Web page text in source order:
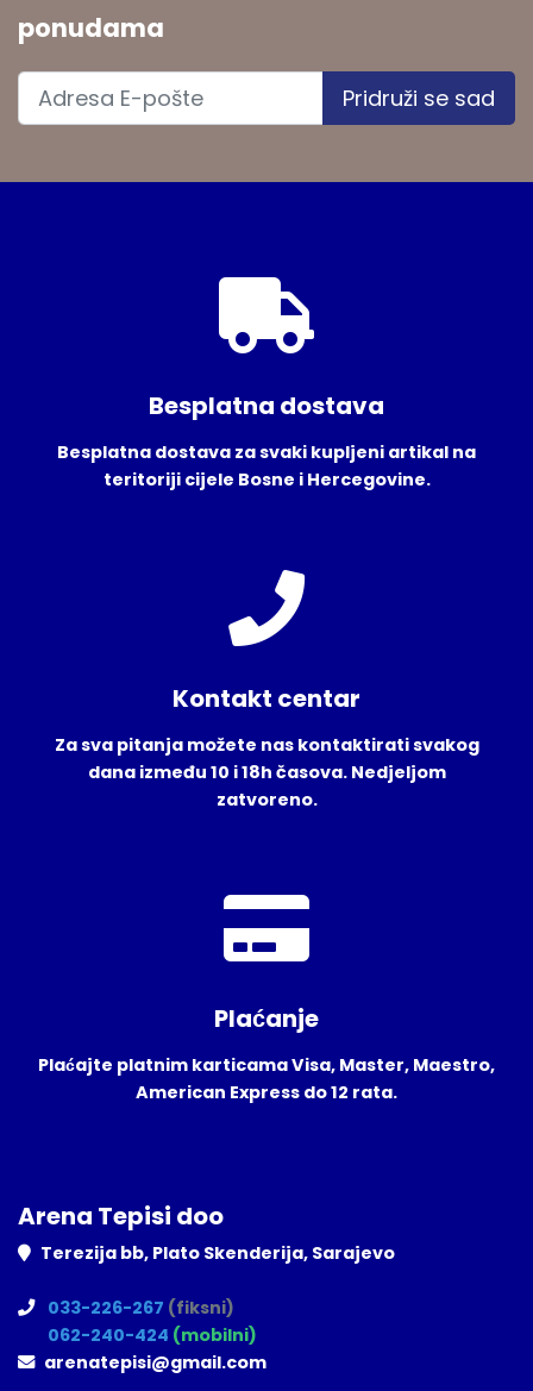
ponudama
Pridruži se sad
Besplatna dostava
Besplatna dostava za svaki kupljeni artikal na
teritoriji cijele Bosne i Hercegovine.
Kontakt centar
Za sva pitanja možete nas kontaktirati svakog
dana između 10 i 18h časova. Nedjeljom
zatvoreno.
Plaćanje
Plaćajte platnim karticama Visa, Master, Maestro,
American Express do 12 rata.
Arena Tepisi doo
Terezija bb, Plato Skenderija, Sarajevo
033-226-267 (fiksni)
062-240-424 (mobilni)
arenatepisi@gmail.com